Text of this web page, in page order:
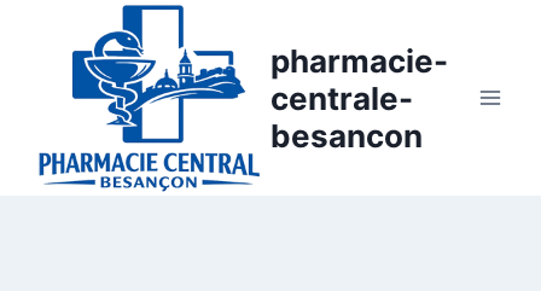
pharmacie-
centrale-
besancon